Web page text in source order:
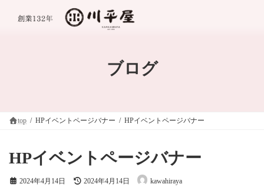
ブログ
top HPイベントページバナー HPイベントページバナー
HPイベントページバナー
2024年4月14日
最
2024年4月14日 kawahiraya